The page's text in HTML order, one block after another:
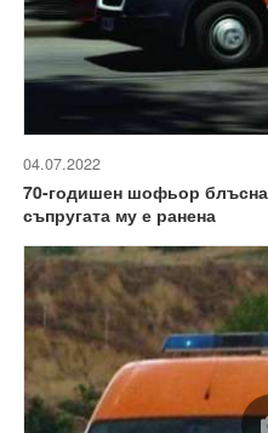
04.07.2022
70-годишен шофьор блъсна
съпругата му е ранена